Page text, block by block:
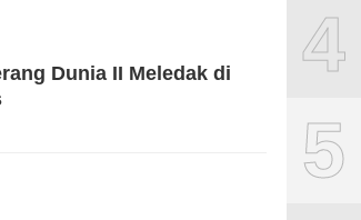
Dunia II Meledak di
4
5